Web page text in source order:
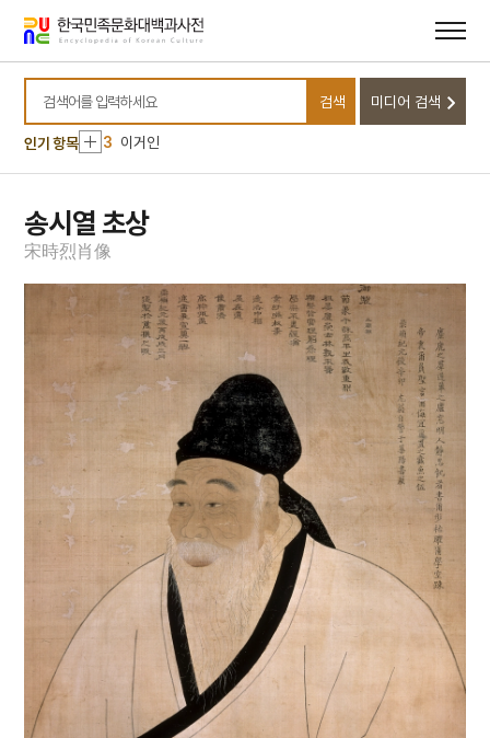
바로가기
바로가기
검색어를 입력하세요
검색 미디어 검색
인기 항목
10 뎨김
1 금성대군
2 난장
3 이거인
4 장한보
가신신앙
6
내림굿
9
노촌집
10
금성대군
난장
이거인
장한보
가신신앙
고성 계승사 백악기 퇴적구조
7
내림굿
노촌집
10
송시열 초상
宋時烈肖像